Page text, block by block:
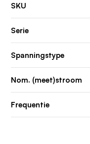
SKU
Serie
Spanningstype
Nom. (meet)stroom
Frequentie